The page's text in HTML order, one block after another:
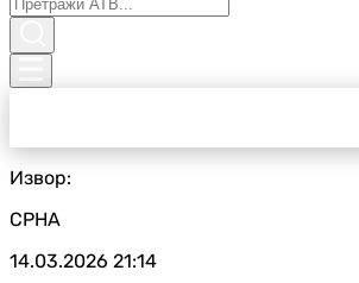
Извор:
СРНА
14.03.2026 21:14